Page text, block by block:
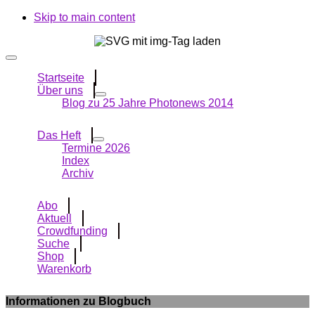
Skip to main content
Startseite
Über uns
Blog zu 25 Jahre Photonews 2014
Das Heft
Termine 2026
Index
Archiv
Abo
Aktuell
Crowdfunding
Suche
Shop
Warenkorb
Informationen zu Blogbuch